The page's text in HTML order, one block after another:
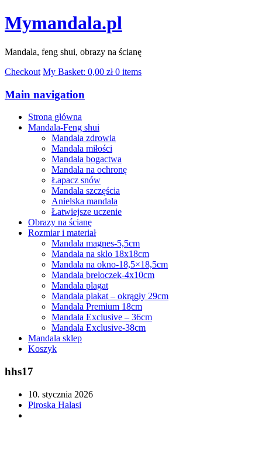
Mymandala.pl
Mandala, feng shui, obrazy na ścianę
Checkout My Basket: 0,00 zł 0 items
Main navigation
Strona główna
Mandala-Feng shui
Mandala zdrowia
Mandala miłości
Mandala bogactwa
Mandala na ochronę
Łapacz snów
Mandala szczęścia
Anielska mandala
Łatwiejsze uczenie
Obrazy na ścianę
Rozmiar i materiał
Mandala magnes-5,5cm
Mandala na sklo 18x18cm
Mandala na okno-18,5×18,5cm
Mandala breloczek-4x10cm
Mandala plagat
Mandala plakat – okrągły 29cm
Mandala Premium 18cm
Mandala Exclusive – 36cm
Mandala Exclusive-38cm
Mandala sklep
Koszyk
hhs17
10. stycznia 2026
Piroska Halasi